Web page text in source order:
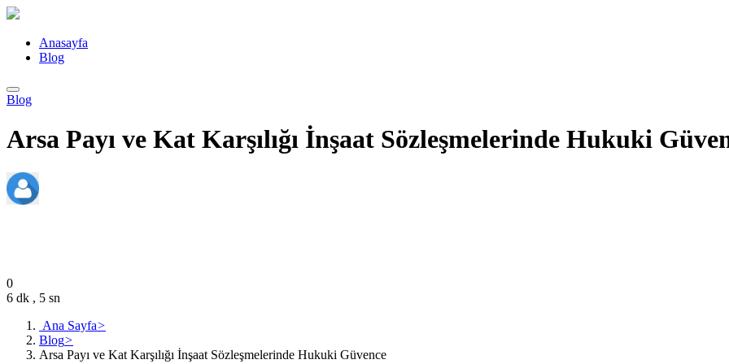
Anasayfa
Blog
Blog
Arsa Payı ve Kat Karşılığı İnşaat Sözleşmelerinde Hukuki
0
6 dk , 5 sn
Ana Sayfa>
Blog>
Arsa Payı ve Kat Karşılığı İnşaat Sözleşmelerinde Hukuki Güvence